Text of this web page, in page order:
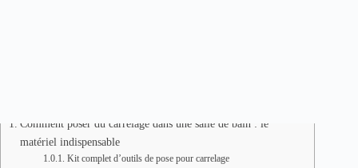
Comment poser du carrelage dans une salle de bain : le
matériel indispensable
Kit complet d’outils de pose pour carrelage